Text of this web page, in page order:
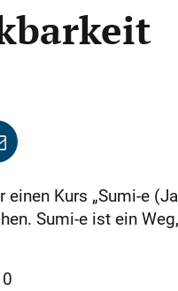
Kurs „Sumi-e
Sumi-e ist ein